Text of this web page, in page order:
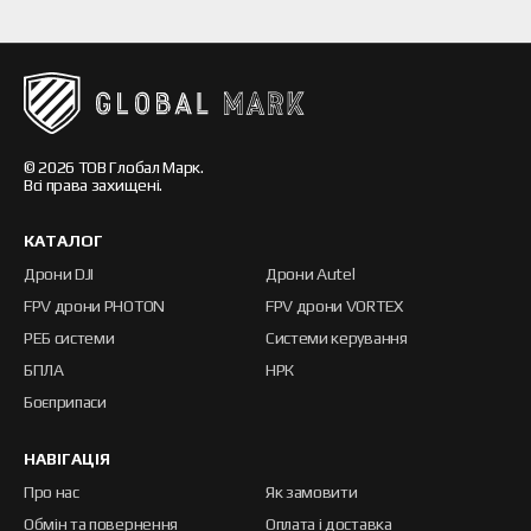
© 2026 ТОВ Глобал Марк.
Всі права захищені.
КАТАЛОГ
Дрони DJI
Дрони Autel
FPV дрони PHOTON
FPV дрони VORTEX
РЕБ системи
Системи керування
БПЛА
НРК
Боєприпаси
НАВІГАЦІЯ
Про нас
Як замовити
Обмін та повернення
Оплата і доставка